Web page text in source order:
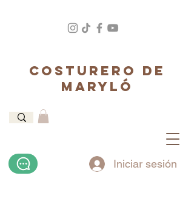
COSTURERO DE
MARYLÓ
Iniciar sesión